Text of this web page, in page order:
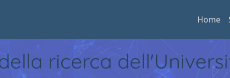
Home
ricerca